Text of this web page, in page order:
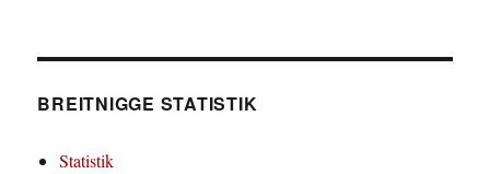
BREITNIGGE STATISTIK
Statistik